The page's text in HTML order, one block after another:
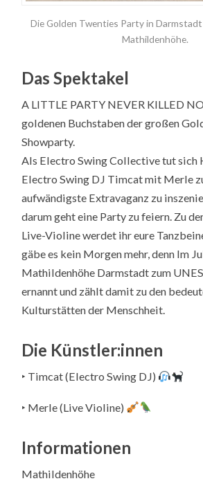
Die Golden Twenties Party in
Mathildenhöhe.
Das Spektakel
A LITTLE PARTY NEVER KILLED
goldenen Buchstaben der großen
Showparty.
Als Electro Swing Collective tut sich
Electro Swing DJ Timcat mit Merle
aufwändigste Extravaganz zu
darum geht eine Party zu feiern. Zu
Live-Violine werdet ihr eure
gäbe es kein Morgen mehr, denn Im
Mathildenhöhe Darmstadt zum
ernannt und zählt damit zu den
Kulturstätten der Menschheit.
Die Künstler:innen
‣ Timcat (Electro Swing DJ)
‣ Merle (Live Violine)
Informationen
Mathildenhöhe